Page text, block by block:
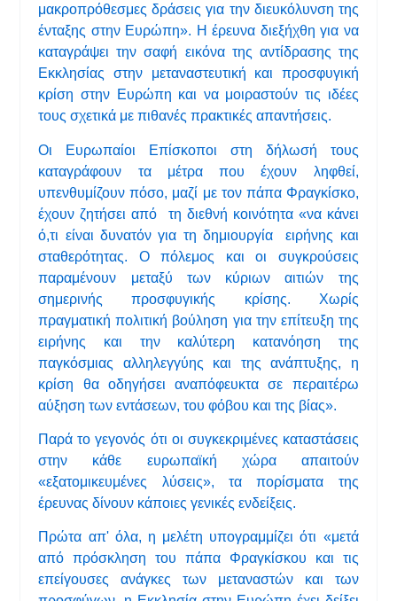
μακροπρόθεσμες δράσεις για την διευκόλυνση της
ένταξης στην Ευρώπη». Η έρευνα διεξήχθη για να
καταγράψει την σαφή εικόνα της αντίδρασης της
Εκκλησίας στην μεταναστευτική και προσφυγική
κρίση στην Ευρώπη και να μοιραστούν τις ιδέες
τους σχετικά με πιθανές πρακτικές απαντήσεις.
Οι Ευρωπαίοι Επίσκοποι στη δήλωσή τους
καταγράφουν τα μέτρα που έχουν ληφθεί,
υπενθυμίζουν πόσο, μαζί με τον πάπα Φραγκίσκο,
έχουν ζητήσει από τη διεθνή κοινότητα «να κάνει
ό,τι είναι δυνατόν για τη δημιουργία ειρήνης και
σταθερότητας. Ο πόλεμος και οι συγκρούσεις
παραμένουν μεταξύ των κύριων αιτιών της
σημερινής προσφυγικής κρίσης. Χωρίς
πραγματική πολιτική βούληση για την επίτευξη της
ειρήνης και την καλύτερη κατανόηση της
παγκόσμιας αλληλεγγύης και της ανάπτυξης, η
κρίση θα οδηγήσει αναπόφευκτα σε περαιτέρω
αύξηση των εντάσεων, του φόβου και της βίας».
Παρά το γεγονός ότι οι συγκεκριμένες καταστάσεις
στην κάθε ευρωπαϊκή χώρα απαιτούν
«εξατομικευμένες λύσεις», τα πορίσματα της
έρευνας δίνουν κάποιες γενικές ενδείξεις.
Πρώτα απ' όλα, η μελέτη υπογραμμίζει ότι «μετά
από πρόσκληση του πάπα Φραγκίσκου και τις
επείγουσες ανάγκες των μεταναστών και των